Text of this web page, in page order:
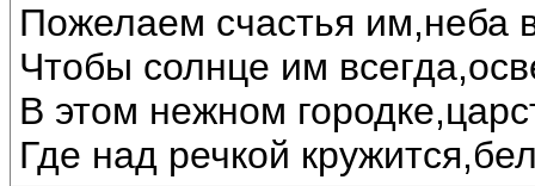
Пожелаем счастья им,неба
Чтобы солнце им
В этом нежном
Где над речкой